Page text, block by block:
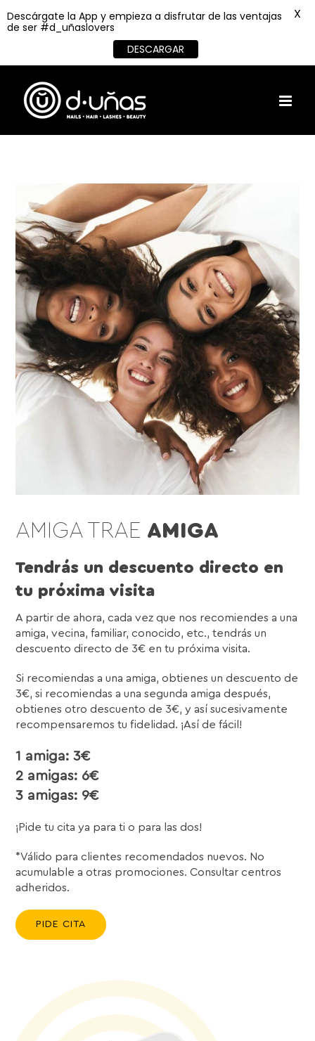
content
AMIGA TRAE AMIGA
Tendrás un descuento directo en
tu próxima visita
A partir de ahora, cada vez que nos recomiendes a una
amiga, vecina, familiar, conocido, etc., tendrás un
descuento directo de 3€ en tu próxima visita.
Si recomiendas a una amiga, obtienes un descuento de
3€, si recomiendas a una segunda amiga después,
obtienes otro descuento de 3€, y así sucesivamente
recompensaremos tu fidelidad. ¡Así de fácil!
1 amiga:3€
2 amigas: 6€
3 amigas: 9€
¡Pide tu cita ya para ti o para las dos!
*Válido para clientes recomendados nuevos. No
acumulable a otras promociones. Consultar centros
adheridos.
PIDE CITA
Descárgate la App y empieza a disfrutar de las ventajas
de ser #d_uñaslovers
DESCARGAR
X